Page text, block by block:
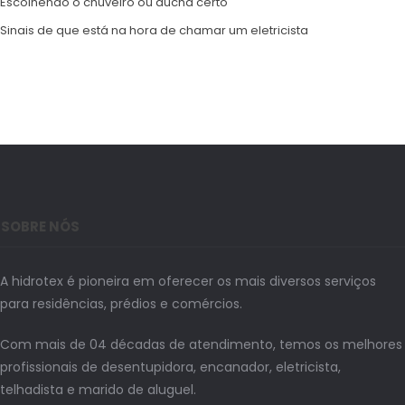
Sinais de que está na hora de chamar um eletricista
A hidrotex é pioneira em oferecer os mais diversos serviços
para residências, prédios e comércios.
Com mais de 04 décadas de atendimento, temos os melhores
profissionais de desentupidora, encanador, eletricista,
telhadista e marido de aluguel.